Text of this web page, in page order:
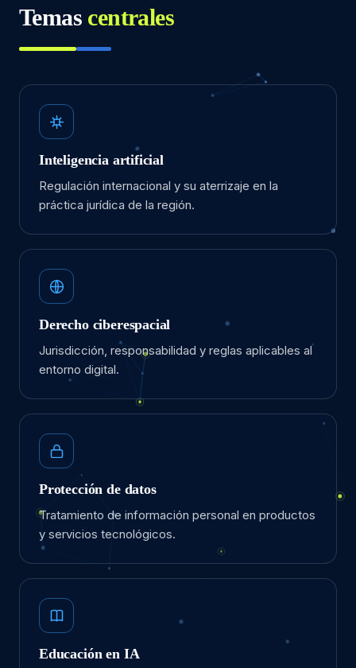
Temas centrales
Inteligencia artificial
Regulación internacional y su aterrizaje en la
práctica jurídica de la región.
Derecho ciberespacial
Jurisdicción, responsabilidad y reglas aplicables al
entorno digital.
Protección de datos
Tratamiento de información personal en productos
y servicios tecnológicos.
Educación en IA